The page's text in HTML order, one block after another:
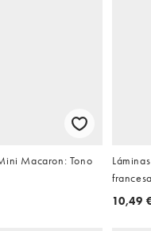
Macaron: Tono
10,49